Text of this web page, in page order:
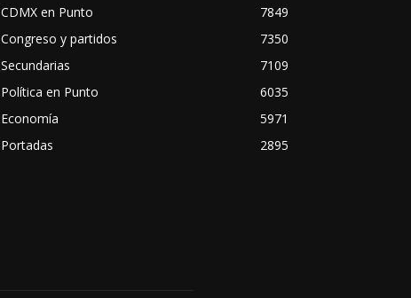
CDMX en Punto
7849
Congreso y partidos
7350
Secundarias
7109
Política en Punto
6035
Economía
5971
Portadas
2895